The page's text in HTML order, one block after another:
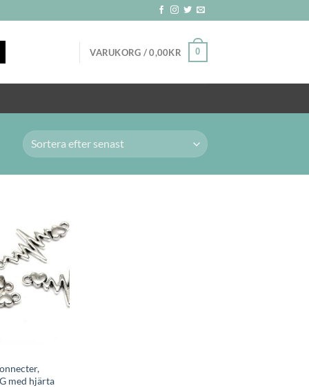
VARUKORG /0,00KR 0
Lägg
till i
med hjärta